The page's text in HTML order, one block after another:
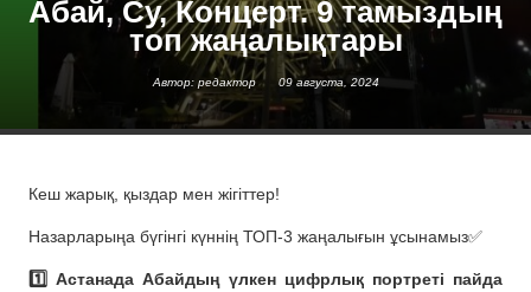
Абай, Су, Концерт. 9 тамыздың
топ жаңалықтары
Автор: редактор 09 августа, 2024
Кеш жарық, қыздар мен жігіттер!
Назарларыңа бүгінгі күннің ТОП-3 жаңалығын ұсынамыз✅
1️⃣ Астанада Абайдың үлкен цифрлық портреті пайда